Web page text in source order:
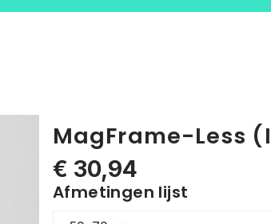
MagFrame-Less
€ 30,94
Afmetingen lijst